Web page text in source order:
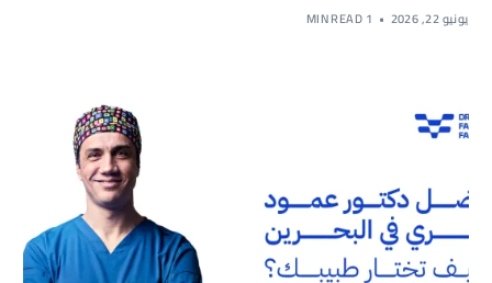
يونيو 22, 2026 1 MIN READ